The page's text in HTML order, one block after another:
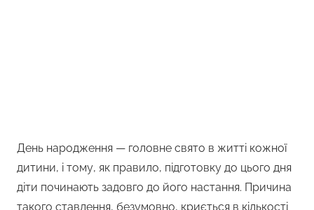
День народження — головне свято в житті кожної
дитини, і тому, як правило, підготовку до цього дня
діти починають задовго до його настання. Причина
такого ставлення, безумовно, криється в кількості